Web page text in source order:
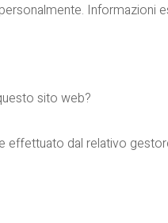
Informazioni
sito web?
effettuato dal relativo